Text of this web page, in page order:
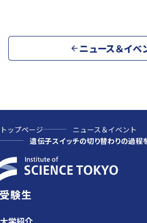
ニュース＆イベ
トップページ
ニュース＆イベント
遺伝子スイッチの切り替わりの過程
受験生